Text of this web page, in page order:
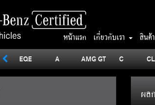
หน้าแรก เกี่ยวกับเรา สินค้
EQE A AMG GT C
ผล